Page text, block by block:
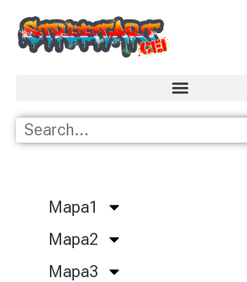
Mapa1
Mapa2
Mapa3